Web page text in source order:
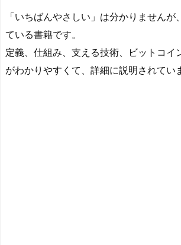
「いちばんやさしい」は分かりませんが
ている書籍です。
定義、仕組み、支える技術、ビットコイ
がわかりやすくて、詳細に説明されてい